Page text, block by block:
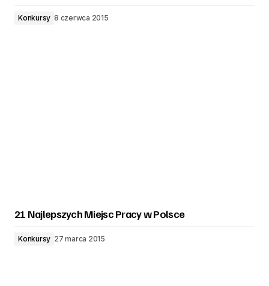
Konkursy 8 czerwca 2015
21 Najlepszych Miejsc Pracy w Polsce
Konkursy 27 marca 2015